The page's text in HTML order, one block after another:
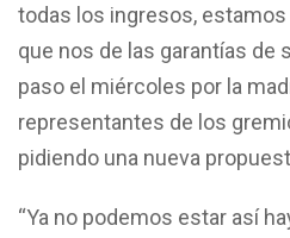
todas los ingresos,
que nos de las garantías de
paso el miércoles por la
representantes de los
pidiendo una nueva
“Ya no podemos estar así